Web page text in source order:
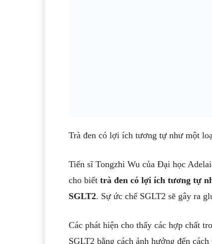
Trà đen có lợi ích tương tự như một
cho biết trà đen có lợi ích tương tự
SGLT2
SGLT2 bằng cách ảnh hưởng đến